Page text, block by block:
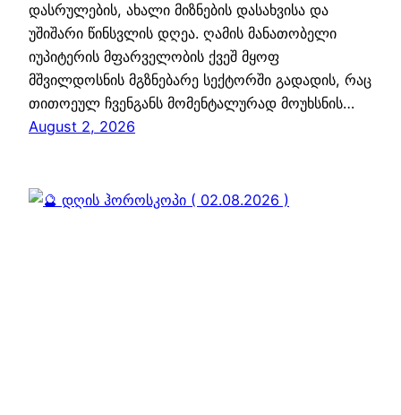
დასრულების, ახალი მიზნების დასახვისა და
უშიშარი წინსვლის დღეა. ღამის მანათობელი
იუპიტერის მფარველობის ქვეშ მყოფ
მშვილდოსნის მგზნებარე სექტორში გადადის, რაც
თითოეულ ჩვენგანს მომენტალურად მოუხსნის…
August 2, 2026